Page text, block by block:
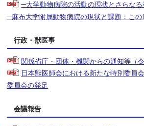
─大学動物病院の活動の現状とさらな
─麻布大学附属動物病院の現状と課題：この
行政・獣医事
関係省庁・団体・機関からの通知等（令
日本獣医師会における新たな特別委員
委員会の発足
会議報告